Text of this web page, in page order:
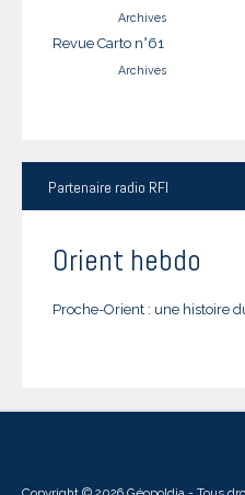
Archives
Revue Carto n°61
Archives
Partenaire radio RFI
Orient hebdo
Proche-Orient : une histoire